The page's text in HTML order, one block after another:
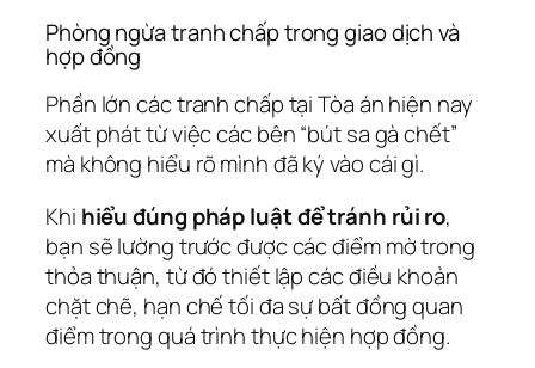
Phòng ngừa tranh chấp trong giao dịch và
hợp đồng
Phần lớn các tranh chấp tại Tòa án hiện nay
xuất phát từ việc các bên “bút sa gà chết”
mà không hiểu rõ mình đã ký vào cái gì.
Khi hiểu đúng pháp luật để tránh rủi ro,
bạn sẽ lường trước được các điểm mờ trong
thỏa thuận, từ đó thiết lập các điều khoản
chặt chẽ, hạn chế tối đa sự bất đồng quan
điểm trong quá trình thực hiện hợp đồng.